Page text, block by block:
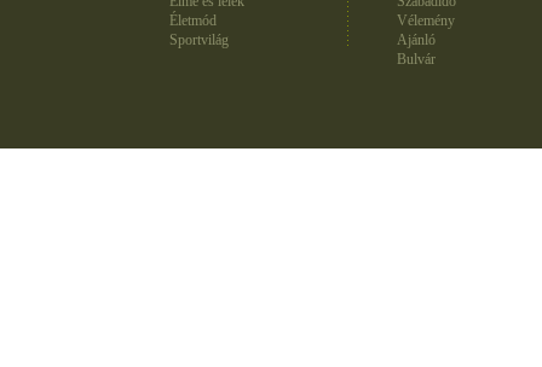
Életmód
Sportvilág
Vélemény
Ajánló
Bulvár